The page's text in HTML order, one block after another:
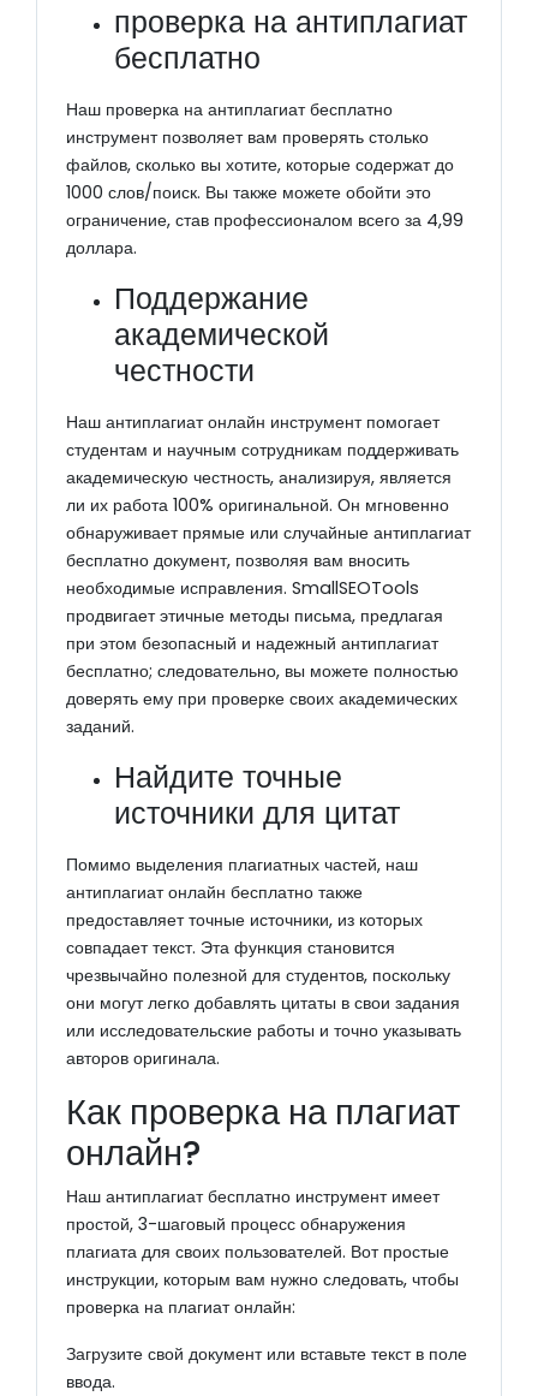
проверка на антиплагиат
бесплатно
Наш проверка на антиплагиат бесплатно
инструмент позволяет вам проверять столько
файлов, сколько вы хотите, которые содержат до
1000 слов/поиск. Вы также можете обойти это
ограничение, став профессионалом всего за 4,99
доллара.
Поддержание
академической
честности
Наш антиплагиат онлайн инструмент помогает
студентам и научным сотрудникам поддерживать
академическую честность, анализируя, является
ли их работа 100% оригинальной. Он мгновенно
обнаруживает прямые или случайные антиплагиат
бесплатно документ, позволяя вам вносить
необходимые исправления. SmallSEOTools
продвигает этичные методы письма, предлагая
при этом безопасный и надежный антиплагиат
бесплатно; следовательно, вы можете полностью
доверять ему при проверке своих академических
заданий.
Найдите точные
источники для цитат
Помимо выделения плагиатных частей, наш
антиплагиат онлайн бесплатно также
предоставляет точные источники, из которых
совпадает текст. Эта функция становится
чрезвычайно полезной для студентов, поскольку
они могут легко добавлять цитаты в свои задания
или исследовательские работы и точно указывать
авторов оригинала.
Как проверка на плагиат
онлайн?
Наш антиплагиат бесплатно инструмент имеет
простой, 3-шаговый процесс обнаружения
плагиата для своих пользователей. Вот простые
инструкции, которым вам нужно следовать, чтобы
проверка на плагиат онлайн:
Загрузите свой документ или вставьте текст в поле
ввода.